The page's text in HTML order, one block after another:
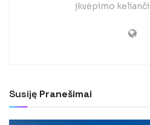
įkvėpimo
Susiję Pranešimai